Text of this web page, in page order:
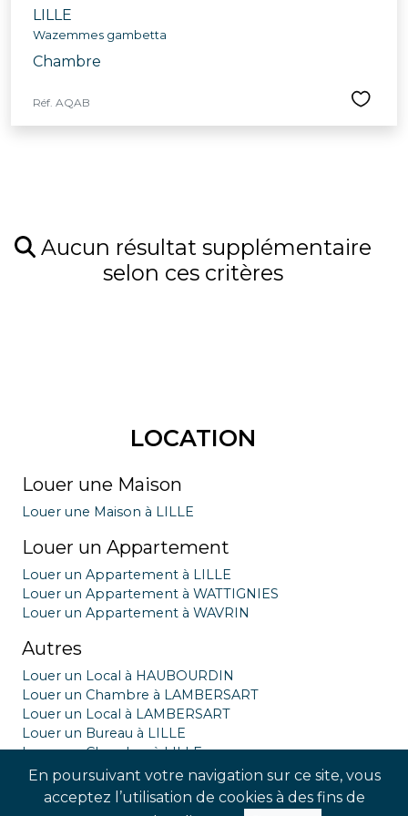
En poursuivant votre navigation sur ce site, vous
acceptez l’utilisation de cookies à des fins de
LILLE
Wazemmes gambetta
Chambre
Réf. AQAB
Aucun résultat supplémentaire
selon ces critères
LOCATION
Louer une Maison
Louer une Maison à LILLE
Louer un Appartement
Louer un Appartement à LILLE
Louer un Appartement à WATTIGNIES
Louer un Appartement à WAVRIN
Autres
Louer un Local à HAUBOURDIN
Louer un Chambre à LAMBERSART
Louer un Local à LAMBERSART
Louer un Bureau à LILLE
Louer un Chambre à LILLE
Louer un Parking garage à LILLE
Louer un Local à LILLE
Louer un Chambre à LOMME